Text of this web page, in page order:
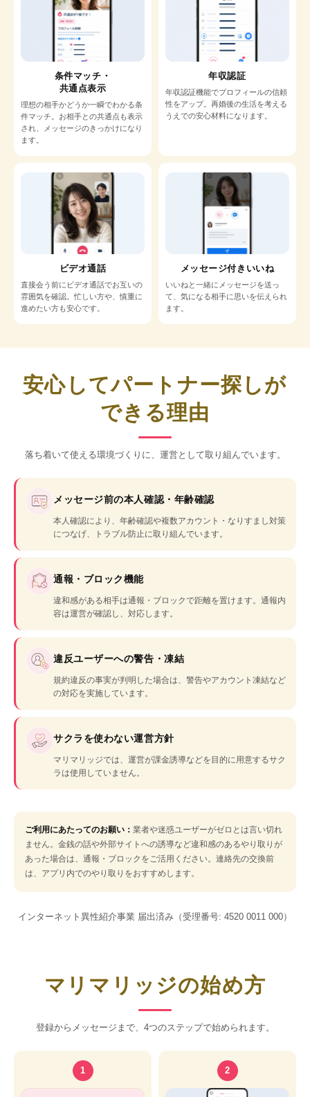
条件マッチ・
共通点表示
理想の相手かどうか一瞬でわかる条
件マッチ。お相手との共通点も表示
され、メッセージのきっかけになり
ます。
年収認証
年収認証機能でプロフィールの信頼
性をアップ。再婚後の生活を考える
うえでの安心材料になります。
ビデオ通話
直接会う前にビデオ通話でお互いの
雰囲気を確認。忙しい方や、慎重に
進めたい方も安心です。
メッセージ付きいいね
いいねと一緒にメッセージを送っ
て、気になる相手に思いを伝えられ
ます。
安心してパートナー探しが
できる理由
落ち着いて使える環境づくりに、運営として取り組んでいます。
メッセージ前の本人確認・年齢確認
本人確認により、年齢確認や複数アカウント・なりすまし対策
につなげ、トラブル防止に取り組んでいます。
通報・ブロック機能
違和感がある相手は通報・ブロックで距離を置けます。通報内
容は運営が確認し、対応します。
違反ユーザーへの警告・凍結
規約違反の事実が判明した場合は、警告やアカウント凍結など
の対応を実施しています。
サクラを使わない運営方針
マリマリッジでは、運営が課金誘導などを目的に用意するサク
ラは使用していません。
ご利用にあたってのお願い： 業者や迷惑ユーザーがゼロとは言い切れ
ません。金銭の話や外部サイトへの誘導など違和感のあるやり取りが
あった場合は、通報・ブロックをご活用ください。連絡先の交換前
は、アプリ内でのやり取りをおすすめします。
インターネット異性紹介事業 届出済み（受理番号: 4520 0011 000）
マリマリッジの始め方
登録からメッセージまで、4つのステップで始められます。
1 2